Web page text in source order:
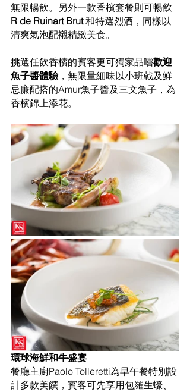
無限暢飲。另外一款香檳套餐則可暢飲
R de Ruinart Brut 和特選烈酒，同樣以
清爽氣泡配襯精緻美食。
挑選任飲香檳的賓客更可獨家品嚐歡迎
魚子醬體驗，無限量細味以小班戟及鮮
忌廉配搭的Amur魚子醬及三文魚子，為
香檳錦上添花。
環球海鮮和牛盛宴
餐廳主廚Paolo Tolleretti為早午餐特別設
計多款美饌，賓客可先享用包羅生蠔、